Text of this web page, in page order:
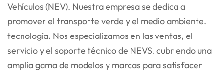
Vehículos (NEV). Nuestra empresa se dedica a
promover el transporte verde y el medio ambiente.
tecnología. Nos especializamos en las ventas, el
servicio y el soporte técnico de NEVS, cubriendo una
amplia gamade modelos y marcas para satisfacer